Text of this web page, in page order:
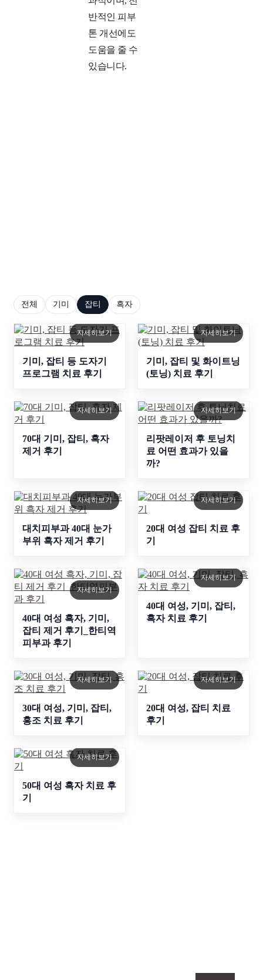
반적인 피부
톤 개선에도
도움을 줄 수
있습니다.
전체 기미 잡티 흑자
자세히보기
기미, 잡티 등 도자기
프로그램 치료 후기
자세히보기
기미, 잡티 및 화이트닝
(토닝) 치료 후기
자세히보기
70대 기미, 잡티, 흑자
제거 후기
자세히보기
리팟레이저 후 토닝치
료 어떤 효과가 있을
까?
자세히보기
대치피부과 40대 눈가
부위 흑자 제거 후기
자세히보기
20대 여성 잡티 치료 후
기
자세히보기
40대 여성 흑자, 기미,
잡티 제거 후기_한티역
피부과 후기
자세히보기
40대 여성, 기미, 잡티,
흑자 치료 후기
자세히보기
30대 여성, 기미, 잡티,
홍조 치료 후기
자세히보기
20대 여성, 잡티 치료
후기
자세히보기
50대 여성 흑자 치료 후
기